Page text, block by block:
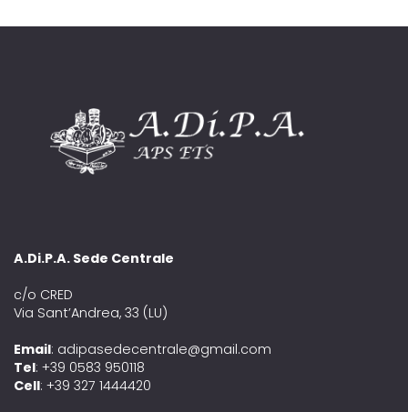
A.Di.P.A. Sede Centrale
c/o CRED
Via Sant’Andrea, 33 (LU)
Email: adipasedecentrale@gmail.com
Tel: +39 0583 950118
Cell: +39 327 1444420